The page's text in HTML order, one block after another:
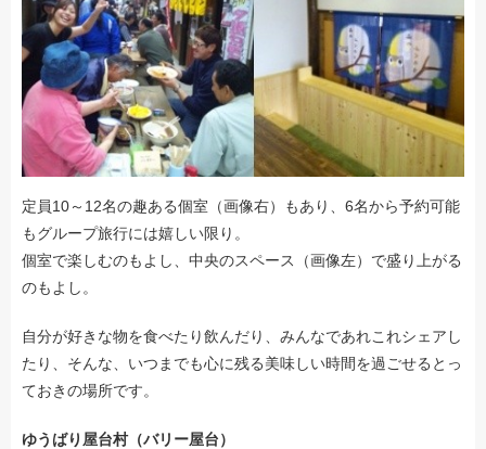
定員10～12名の趣ある個室（画像右）もあり、6名から予約可能
もグループ旅行には嬉しい限り。
個室で楽しむのもよし、中央のスペース（画像左）で盛り上がる
のもよし。
自分が好きな物を食べたり飲んだり、みんなであれこれシェアし
たり、そんな、いつまでも心に残る美味しい時間を過ごせるとっ
ておきの場所です。
ゆうばり屋台村（バリー屋台）